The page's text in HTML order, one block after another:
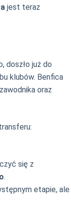
jest teraz
doszło już do
klubów. Benfica
oraz
się z
.
etapie, ale